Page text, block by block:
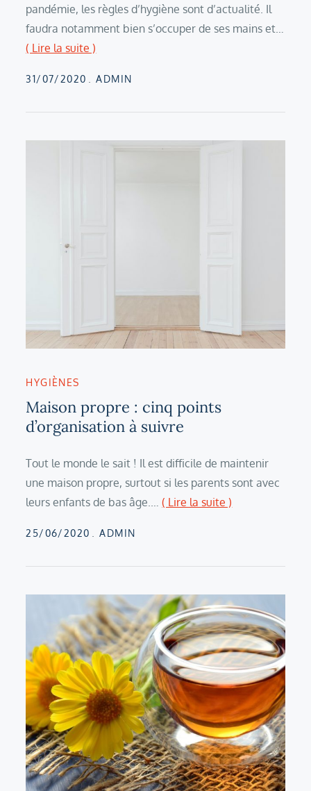
pandémie, les règles d’hygiène sont d’actualité. Il
faudra notamment bien s’occuper de ses mains et…
( Lire la suite )
Posted
31/07/2020 ADMIN
HYGIÈNES
Maison propre : cinq points
d’organisation à suivre
Tout le monde le sait ! Il est difficile de maintenir
une maison propre, surtout si les parents sont avec
leurs enfants de bas âge.…( Lire la suite )
Posted
25/06/2020 ADMIN